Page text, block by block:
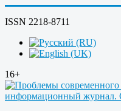
ISSN 2218-8711
16+